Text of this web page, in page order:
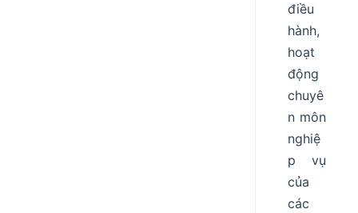
điều
hành,
hoạt
động
chuyê
n môn
nghiệ
p vụ
của
các